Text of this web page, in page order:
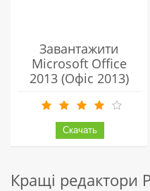
Завантажити
Microsoft Office
2013 (Офіс 2013)
Безкоштовно
Кращі редактори